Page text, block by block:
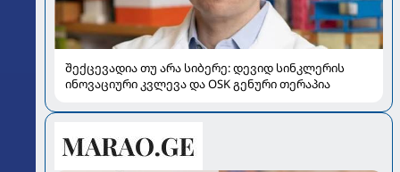
შექცევადია თუ არა სიბერე: დევიდ სინკლერის
ინოვაციური კვლევა და OSK გენური თერაპია